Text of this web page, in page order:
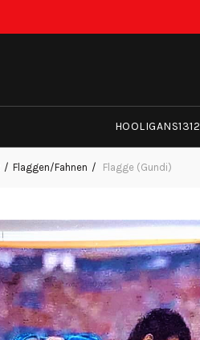
HOOLIGANS1312
Flaggen/Fahnen Flagge (Gundi)